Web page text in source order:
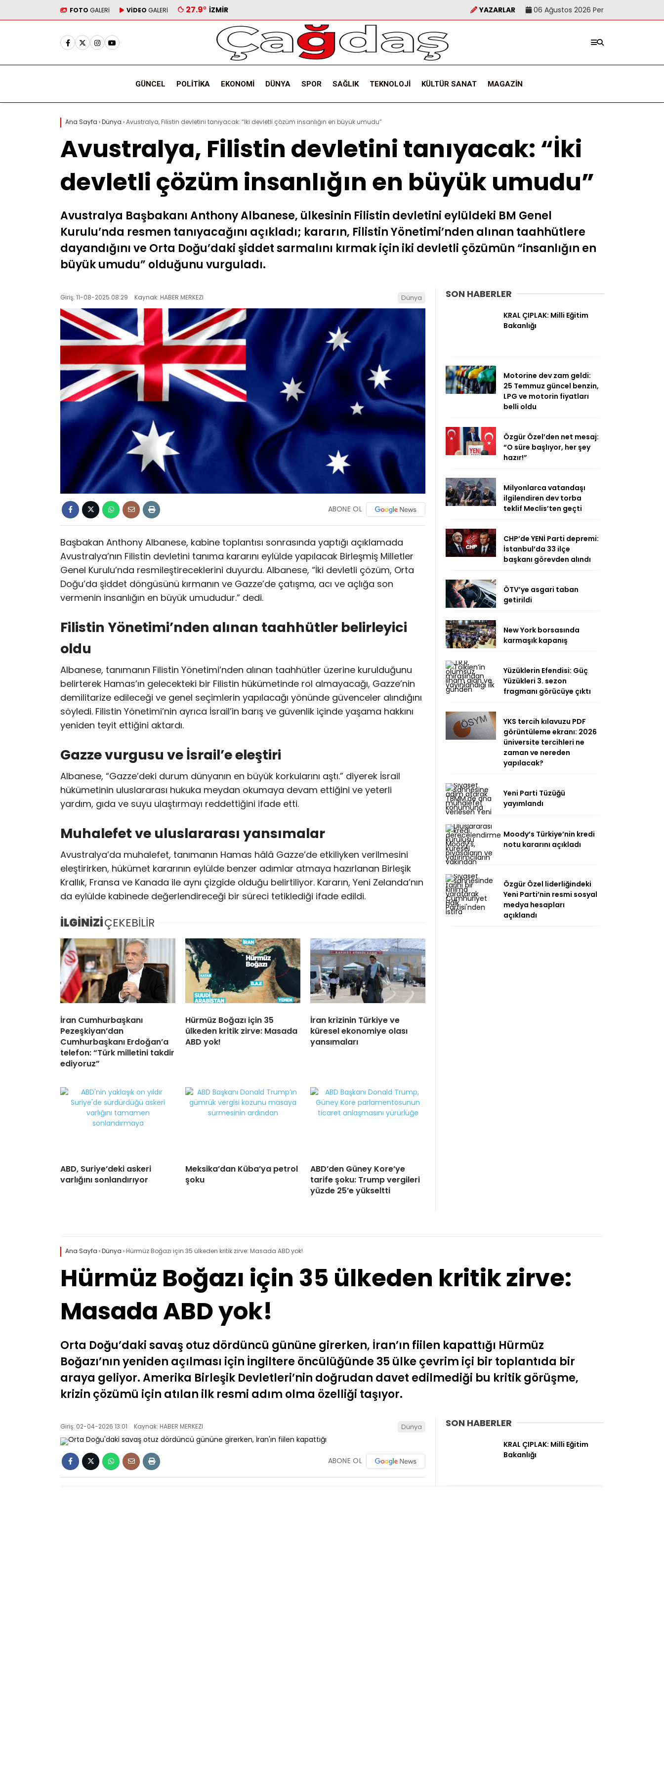
FOTO GALERİ VİDEO GALERİ 27.9° İZMIR YAZARLAR 06 Ağustos 2026 Per
GÜNCEL POLITIKA EKONOMI DÜNYA SPOR SAĞLIK TEKNOLOJI KÜLTÜR SANAT MAGAZIN
Ana Sayfa ›Dünya ›Avustralya, Filistin devletini tanıyacak: “İki devletli çözüm insanlığın en büyük umudu”
Avustralya, Filistin devletini tanıyacak: “İki
devletli çözüm insanlığın en büyük umudu”
Avustralya Başbakanı Anthony Albanese, ülkesinin Filistin devletini eylüldeki BM Genel
Kurulu’nda resmen tanıyacağını açıkladı; kararın, Filistin Yönetimi’nden alınan taahhütlere
dayandığını ve Orta Doğu’daki şiddet sarmalını kırmak için iki devletli çözümün “insanlığın en
büyük umudu” olduğunu vurguladı.
Giriş: 11-08-2025 08:29 Kaynak: HABER MERKEZI Dünya
ABONE OL
Başbakan Anthony Albanese, kabine toplantısı sonrasında yaptığı açıklamada
Avustralya’nın Filistin devletini tanıma kararını eylülde yapılacak Birleşmiş Milletler
Genel Kurulu’nda resmileştireceklerini duyurdu. Albanese, “İki devletli çözüm, Orta
Doğu’da şiddet döngüsünü kırmanın ve Gazze’de çatışma, acı ve açlığa son
vermenin insanlığın en büyük umududur.” dedi.
Filistin Yönetimi’nden alınan taahhütler belirleyici
oldu
Albanese, tanımanın Filistin Yönetimi’nden alınan taahhütler üzerine kurulduğunu
belirterek Hamas’ın gelecekteki bir Filistin hükümetinde rol almayacağı, Gazze’nin
demilitarize edileceği ve genel seçimlerin yapılacağı yönünde güvenceler alındığını
söyledi. Filistin Yönetimi’nin ayrıca İsrail’in barış ve güvenlik içinde yaşama hakkını
yeniden teyit ettiğini aktardı.
Gazze vurgusu ve İsrail’e eleştiri
Albanese, “Gazze’deki durum dünyanın en büyük korkularını aştı.” diyerek İsrail
hükümetinin uluslararası hukuka meydan okumaya devam ettiğini ve yeterli
yardım, gıda ve suyu ulaştırmayı reddettiğini ifade etti.
Muhalefet ve uluslararası yansımalar
Avustralya’da muhalefet, tanımanın Hamas hâlâ Gazze’de etkiliyken verilmesini
eleştirirken, hükümet kararının eylülde benzer adımlar atmaya hazırlanan Birleşik
Krallık, Fransa ve Kanada ile aynı çizgide olduğu belirtiliyor. Kararın, Yeni Zelanda’nın
da eylülde kabinede değerlendireceği bir süreci tetiklediği ifade edildi.
İLGİNİZİÇEKEBİLİR
İran Cumhurbaşkanı
Pezeşkiyan’dan
Cumhurbaşkanı Erdoğan’a
telefon: “Türk milletini takdir
ediyoruz”
Hürmüz Boğazı için 35
ülkeden kritik zirve: Masada
ABD yok!
İran krizinin Türkiye ve
küresel ekonomiye olası
yansımaları
ABD, Suriye’deki askeri
varlığını sonlandırıyor
Meksika’dan Küba’ya petrol
şoku
ABD’den Güney Kore’ye
tarife şoku: Trump vergileri
yüzde 25’e yükseltti
SON HABERLER
KRAL ÇIPLAK: Milli Eğitim
Bakanlığı
Motorine dev zam geldi:
25 Temmuz güncel benzin,
LPG ve motorin fiyatları
belli oldu
Özgür Özel’den net mesaj:
“O süre başlıyor, her şey
hazır!”
Milyonlarca vatandaşı
ilgilendiren dev torba
teklif Meclis’ten geçti
CHP’de YENİ Parti depremi:
İstanbul’da 33 ilçe
başkanı görevden alındı
ÖTV’ye asgari taban
getirildi
New York borsasında
karmaşık kapanış
Yüzüklerin Efendisi: Güç
Yüzükleri 3. sezon
fragmanı görücüye çıktı
YKS tercih kılavuzu PDF
görüntüleme ekranı: 2026
üniversite tercihleri ne
zaman ve nereden
yapılacak?
Yeni Parti Tüzüğü
yayımlandı
Moody’s Türkiye’nin kredi
notu kararını açıkladı
Özgür Özel liderliğindeki
Yeni Parti’nin resmi sosyal
medya hesapları
açıklandı
Ana Sayfa ›Dünya › Hürmüz Boğazı için 35 ülkeden kritik zirve: Masada ABD yok!
Hürmüz Boğazı için 35 ülkeden kritik zirve:
Masada ABD yok!
Orta Doğu’daki savaş otuz dördüncü gününe girerken, İran’ın fiilen kapattığı Hürmüz
Boğazı’nın yeniden açılması için İngiltere öncülüğünde 35 ülke çevrim içi bir toplantıda bir
araya geliyor. Amerika Birleşik Devletleri’nin doğrudan davet edilmediği bu kritik görüşme,
krizin çözümü için atılan ilk resmi adım olma özelliği taşıyor.
Giriş: 02-04-2026 13:01 Kaynak: HABER MERKEZI Dünya
ABONE OL
SON HABERLER
KRAL ÇIPLAK: Milli Eğitim
Bakanlığı